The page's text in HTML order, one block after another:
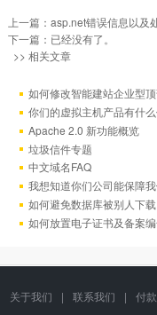
上一篇： asp.net错误信息以及
下一篇：已经没有了。
>> 相关文章
如何修改智能建站企业型
你们的虚拟主机产品有什
Apache 2.0 新功能概览
垃圾信件专题
中文域名FAQ
我想知道你们公司能保障
如何避免数据库被别人下
如何放置电子证书及备案
关于我们 | 联系我们 |
付